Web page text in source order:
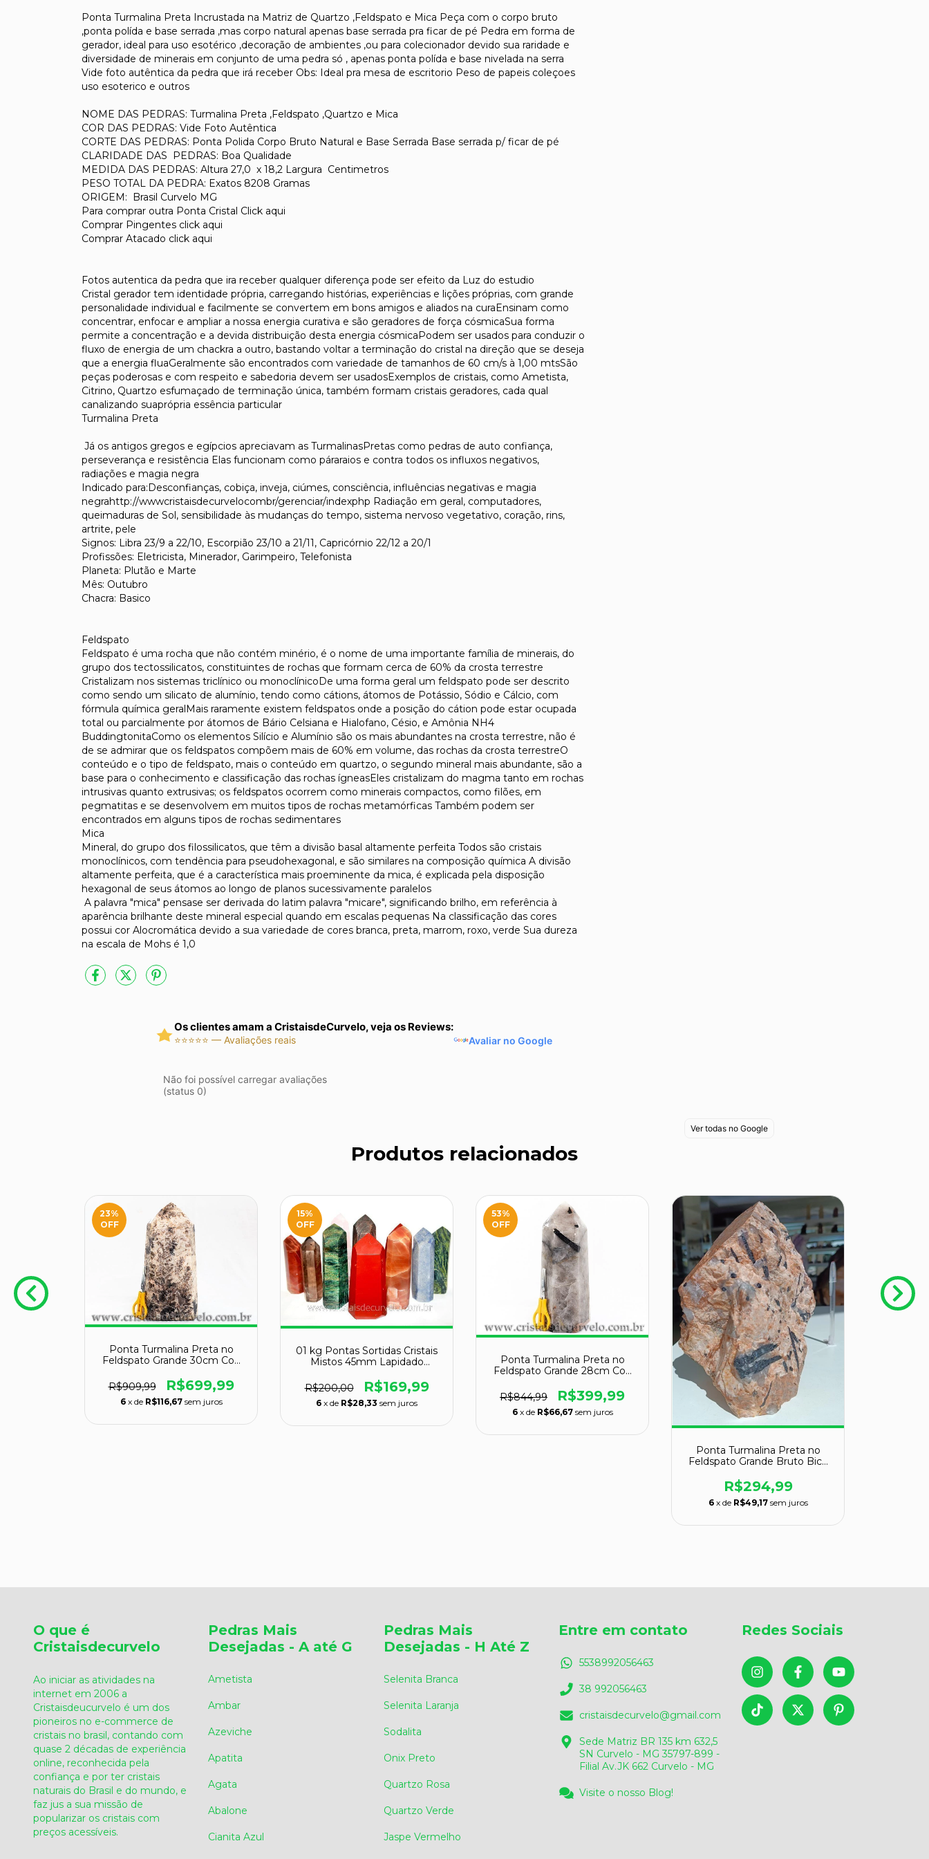
Ponta Turmalina Preta Incrustada na Matriz de Quartzo ,Feldspato e Mica Peça com o corpo bruto
,ponta polída e base serrada ,mas corpo natural apenas base serrada pra ficar de pé Pedra em forma de
gerador, ideal para uso esotérico ,decoração de ambientes ,ou para colecionador devido sua raridade e
diversidade de minerais em conjunto de uma pedra só , apenas ponta polída e base nivelada na serra
Vide foto autêntica da pedra que irá receber Obs: Ideal pra mesa de escritorio Peso de papeis coleçoes
uso esoterico e outros
NOME DAS PEDRAS: Turmalina Preta ,Feldspato ,Quartzo e Mica
COR DAS PEDRAS: Vide Foto Autêntica
CORTE DAS PEDRAS: Ponta Polida Corpo Bruto Natural e Base Serrada Base serrada p/ ficar de pé
CLARIDADE DAS PEDRAS: Boa Qualidade
MEDIDA DAS PEDRAS: Altura 27,0 x 18,2 Largura Centimetros
PESO TOTAL DA PEDRA: Exatos 8208 Gramas
ORIGEM: Brasil Curvelo MG
Para comprar outra Ponta Cristal Click aqui
Comprar Pingentes click aqui
Comprar Atacado click aqui
Fotos autentica da pedra que ira receber qualquer diferença pode ser efeito da Luz do estudio
Cristal gerador tem identidade própria, carregando histórias, experiências e lições próprias, com grande
personalidade individual e facilmente se convertem em bons amigos e aliados na curaEnsinam como
concentrar, enfocar e ampliar a nossa energia curativa e são geradores de força cósmicaSua forma
permite a concentração e a devida distribuição desta energia cósmicaPodem ser usados para conduzir o
fluxo de energia de um chackra a outro, bastando voltar a terminação do cristal na direção que se deseja
que a energia fluaGeralmente são encontrados com variedade de tamanhos de 60 cm/s à 1,00 mtsSão
peças poderosas e com respeito e sabedoria devem ser usadosExemplos de cristais, como Ametista,
Citrino, Quartzo esfumaçado de terminação única, também formam cristais geradores, cada qual
canalizando suaprópria essência particular
Turmalina Preta
Já os antigos gregos e egípcios apreciavam as TurmalinasPretas como pedras de auto confiança,
perseverança e resistência Elas funcionam como páraraios e contra todos os influxos negativos,
radiações e magia negra
Indicado para:Desconfianças, cobiça, inveja, ciúmes, consciência, influências negativas e magia
negrahttp://wwwcristaisdecurvelocombr/gerenciar/indexphp Radiação em geral, computadores,
queimaduras de Sol, sensibilidade às mudanças do tempo, sistema nervoso vegetativo, coração, rins,
artrite, pele
Signos: Libra 23/9 a 22/10, Escorpião 23/10 a 21/11, Capricórnio 22/12 a 20/1
Profissões: Eletricista, Minerador, Garimpeiro, Telefonista
Planeta: Plutão e Marte
Mês: Outubro
Chacra: Basico
Feldspato
Feldspato é uma rocha que não contém minério, é o nome de uma importante família de minerais, do
grupo dos tectossilicatos, constituintes de rochas que formam cerca de 60% da crosta terrestre
Cristalizam nos sistemas triclínico ou monoclínicoDe uma forma geral um feldspato pode ser descrito
como sendo um silicato de alumínio, tendo como cátions, átomos de Potássio, Sódio e Cálcio, com
fórmula química geralMais raramente existem feldspatos onde a posição do cátion pode estar ocupada
total ou parcialmente por átomos de Bário Celsiana e Hialofano, Césio, e Amônia NH4
BuddingtonitaComo os elementos Silício e Alumínio são os mais abundantes na crosta terrestre, não é
de se admirar que os feldspatos compõem mais de 60% em volume, das rochas da crosta terrestreO
conteúdo e o tipo de feldspato, mais o conteúdo em quartzo, o segundo mineral mais abundante, são a
base para o conhecimento e classificação das rochas ígneasEles cristalizam do magma tanto em rochas
intrusivas quanto extrusivas; os feldspatos ocorrem como minerais compactos, como filões, em
pegmatitas e se desenvolvem em muitos tipos de rochas metamórficas Também podem ser
encontrados em alguns tipos de rochas sedimentares
Mica
Mineral, do grupo dos filossilicatos, que têm a divisão basal altamente perfeita Todos são cristais
monoclínicos, com tendência para pseudohexagonal, e são similares na composição química A divisão
altamente perfeita, que é a característica mais proeminente da mica, é explicada pela disposição
hexagonal de seus átomos ao longo de planos sucessivamente paralelos
A palavra "mica" pensase ser derivada do latim palavra "micare", significando brilho, em referência à
aparência brilhante deste mineral especial quando em escalas pequenas Na classificação das cores
possui cor Alocromática devido a sua variedade de cores branca, preta, marrom, roxo, verde Sua dureza
na escala de Mohs é 1,0
Os clientes amam a CristaisdeCurvelo, veja os Reviews:
⭐⭐⭐⭐⭐ — Avaliações reais Avaliar no Google
Não foi possível carregar avaliações
(status 0)
Ver todas no Google
Produtos relacionados
23%
OFF
Ponta Turmalina Preta no
Feldspato Grande 30cm Cod
R$909,99
R$699,99
6 x de R$116,67 sem juros
15%
OFF
01 kg Pontas Sortidas Cristais
Mistos 45mm Lapidado
R$200,00
R$169,99
6 x de R$28,33 sem juros
53%
OFF
Ponta Turmalina Preta no
Feldspato Grande 28cm Cod
R$844,99
R$399,99
6 x de R$66,67 sem juros
Ponta Turmalina Preta no
Feldspato Grande Bruto Bico
R$294,99
6 x de R$49,17 sem juros
O que é
Cristaisdecurvelo
Ao iniciar as atividades na
internet em 2006 a
Cristaisdeucurvelo é um dos
pioneiros no e-commerce de
cristais no brasil, contando com
quase 2 décadas de experiência
online, reconhecida pela
confiança e por ter cristais
naturais do Brasil e do mundo, e
faz jus a sua missão de
popularizar os cristais com
preços acessíveis.
Pedras Mais
Desejadas - A até G
Ametista
Ambar
Azeviche
Apatita
Agata
Abalone
Cianita Azul
Pedras Mais
Desejadas - H Até Z
Selenita Branca
Selenita Laranja
Sodalita
Onix Preto
Quartzo Rosa
Quartzo Verde
Jaspe Vermelho
Entre em contato
5538992056463
38 992056463
cristaisdecurvelo@gmail.com
Sede Matriz BR 135 km 632,5
SN Curvelo - MG 35797-899 -
Filial Av.JK 662 Curvelo - MG
Visite o nosso Blog!
Redes Sociais